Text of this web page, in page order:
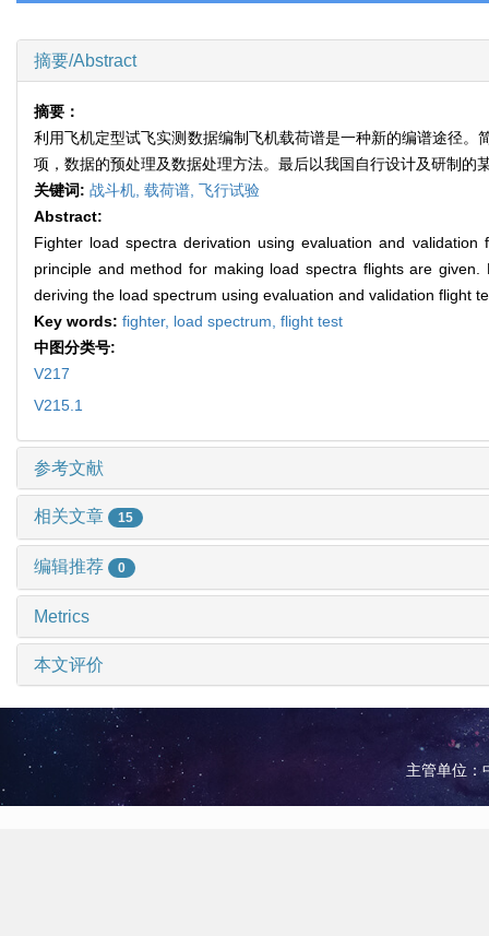
摘要/Abstract
摘要：
利用飞机定型试飞实测数据编制飞机载荷谱是一种新的编谱途径
项，数据的预处理及数据处理方法。最后以我国自行设计及研制
关键词: 战斗机, 载荷谱, 飞行试验
Abstract:
Fighter load spectra derivation using evaluation and
principle and method for making load spectra flights are
deriving the load spectrum using evaluation and validation flight
Key words: fighter, load spectrum, flight test
中图分类号:
V217
V215.1
参考文献
相关文章 15
编辑推荐 0
Metrics
本文评价
主管单位：